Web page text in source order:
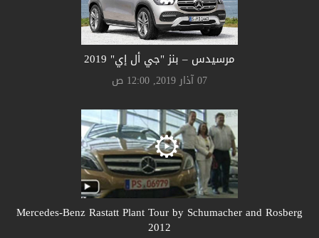
مرسيدس – بنز "جي أل إي" 2019
07 آذار 2019, 12:00 ص
Mercedes-Benz Rastatt Plant Tour by Schumacher and Rosberg
2012